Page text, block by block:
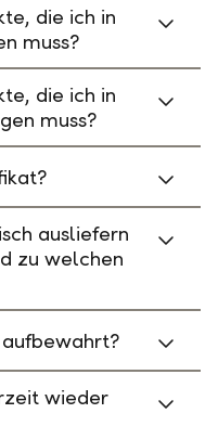
die ich in
muss?
die ich in
muss?
ausliefern
zu welchen
wieder